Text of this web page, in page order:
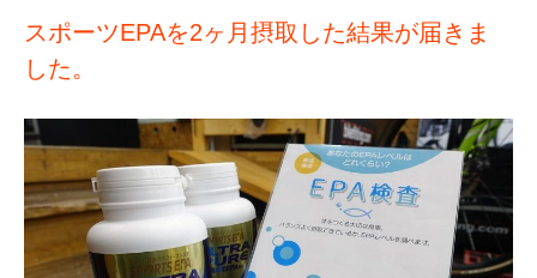
スポーツEPAを2ヶ月摂取した結果が届きま
した。